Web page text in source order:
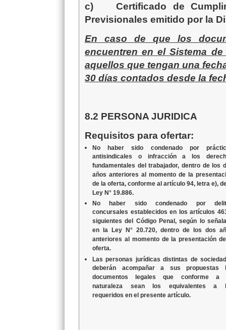
c)
Certificado de
Previsionales emitido por la
En caso de que los
encuentren en el Sistema
aquellos que tengan una
30 días contados desde la
8.2 PERSONA JURIDICA
Requisitos para ofertar:
No haber sido condenado por
antisindicales o infracción a los
fundamentales del trabajador, dentro de los
años anteriores al momento de la
de la oferta, conforme al artículo 94, letra e),
Ley N° 19.886.
No haber sido condenado por
concursales establecidos en los artículos
siguientes del Código Penal, según lo
en la Ley N° 20.720, dentro de los dos
anteriores al momento de la presentación
oferta.
Las personas jurídicas distintas de
deberán acompañar a sus propuestas
documentos legales que conforme a
naturaleza sean los equivalentes a
requeridos en el presente artículo.